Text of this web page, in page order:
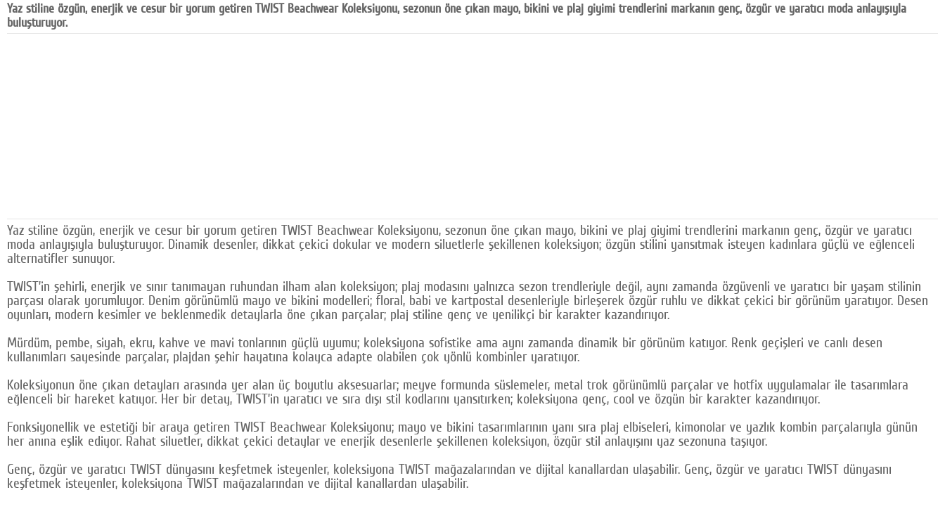
Yaz stiline özgün, enerjik ve cesur bir yorum getiren TWIST Beachwear Koleksiyonu, sezonun öne çıkan mayo, bikini ve plaj giyimi trendlerini markanın genç, özgür ve yaratıcı moda anlayışıyla
buluşturuyor.
Yaz stiline özgün, enerjik ve cesur bir yorum getiren TWIST Beachwear Koleksiyonu, sezonun öne çıkan mayo, bikini ve plaj giyimi trendlerini markanın genç, özgür ve yaratıcı
moda anlayışıyla buluşturuyor. Dinamik desenler, dikkat çekici dokular ve modern siluetlerle şekillenen koleksiyon; özgün stilini yansıtmak isteyen kadınlara güçlü ve eğlenceli
alternatifler sunuyor.
TWIST’in şehirli, enerjik ve sınır tanımayan ruhundan ilham alan koleksiyon; plaj modasını yalnızca sezon trendleriyle değil, aynı zamanda özgüvenli ve yaratıcı bir yaşam stilinin
parçası olarak yorumluyor. Denim görünümlü mayo ve bikini modelleri; floral, babi ve kartpostal desenleriyle birleşerek özgür ruhlu ve dikkat çekici bir görünüm yaratıyor. Desen
oyunları, modern kesimler ve beklenmedik detaylarla öne çıkan parçalar; plaj stiline genç ve yenilikçi bir karakter kazandırıyor.
Mürdüm, pembe, siyah, ekru, kahve ve mavi tonlarının güçlü uyumu; koleksiyona sofistike ama aynı zamanda dinamik bir görünüm katıyor. Renk geçişleri ve canlı desen
kullanımları sayesinde parçalar, plajdan şehir hayatına kolayca adapte olabilen çok yönlü kombinler yaratıyor.
Koleksiyonun öne çıkan detayları arasında yer alan üç boyutlu aksesuarlar; meyve formunda süslemeler, metal trok görünümlü parçalar ve hotfix uygulamalar ile tasarımlara
eğlenceli bir hareket katıyor. Her bir detay, TWIST’in yaratıcı ve sıra dışı stil kodlarını yansıtırken; koleksiyona genç, cool ve özgün bir karakter kazandırıyor.
Fonksiyonellik ve estetiği bir araya getiren TWIST Beachwear Koleksiyonu; mayo ve bikini tasarımlarının yanı sıra plaj elbiseleri, kimonolar ve yazlık kombin parçalarıyla günün
her anına eşlik ediyor. Rahat siluetler, dikkat çekici detaylar ve enerjik desenlerle şekillenen koleksiyon, özgür stil anlayışını yaz sezonuna taşıyor.
Genç, özgür ve yaratıcı TWIST dünyasını keşfetmek isteyenler, koleksiyona TWIST mağazalarından ve dijital kanallardan ulaşabilir. Genç, özgür ve yaratıcı TWIST dünyasını
keşfetmek isteyenler, koleksiyona TWIST mağazalarından ve dijital kanallardan ulaşabilir.